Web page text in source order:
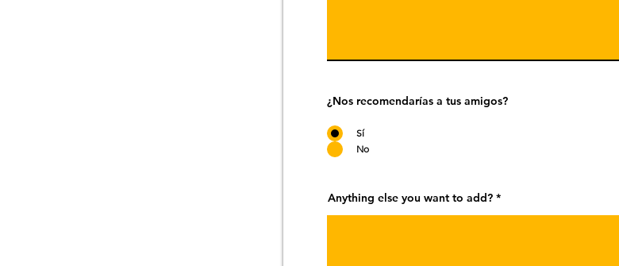
¿Nos recomendarías a tus amigos?
Sí
No
Anything else you want to add?